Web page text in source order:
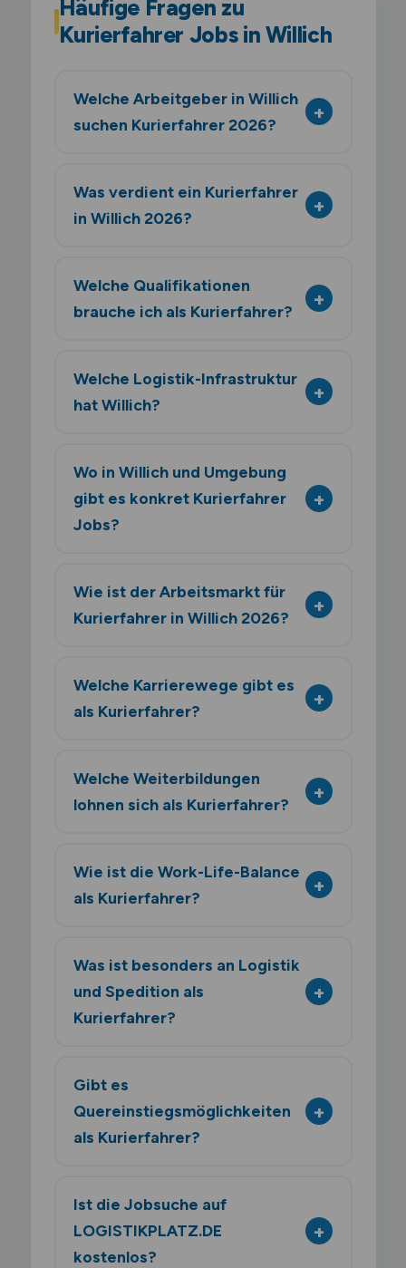
Häufige Fragen zu
Kurierfahrer Jobs in Willich
Welche Arbeitgeber in Willich
suchen Kurierfahrer 2026?
Was verdient ein Kurierfahrer
in Willich 2026?
Welche Qualifikationen
brauche ich als Kurierfahrer?
Welche Logistik-Infrastruktur
hat Willich?
Wo in Willich und Umgebung
gibt es konkret Kurierfahrer
Jobs?
Wie ist der Arbeitsmarkt für
Kurierfahrer in Willich 2026?
Welche Karrierewege gibt es
als Kurierfahrer?
Welche Weiterbildungen
lohnen sich als Kurierfahrer?
Wie ist die Work-Life-Balance
als Kurierfahrer?
Was ist besonders an Logistik
und Spedition als
Kurierfahrer?
Gibt es
Quereinstiegsmöglichkeiten
als Kurierfahrer?
Ist die Jobsuche auf
LOGISTIKPLATZ.DE
kostenlos?